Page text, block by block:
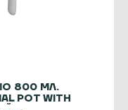
800 МЛ.
POT WITH